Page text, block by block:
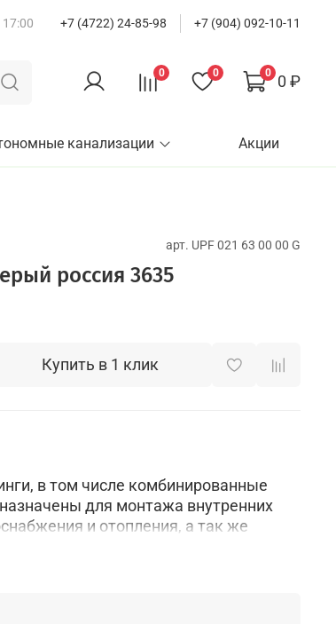
+7 (4722) 24-85-98 +7 (904) 092-10-11
0 0 0 0 ₽
канализации Акции
арт. UPF 021 63 00 00 G
россия 3635
Купить в 1 клик
в том числе комбинированные
для монтажа внутренних
и отопления, а так же
транспортирующих
материалам трубы и фитингов.